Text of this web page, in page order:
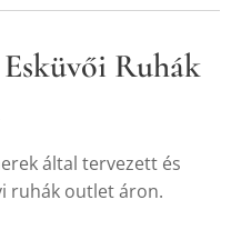
Ruhák
által tervezett és
ruhák outlet áron.